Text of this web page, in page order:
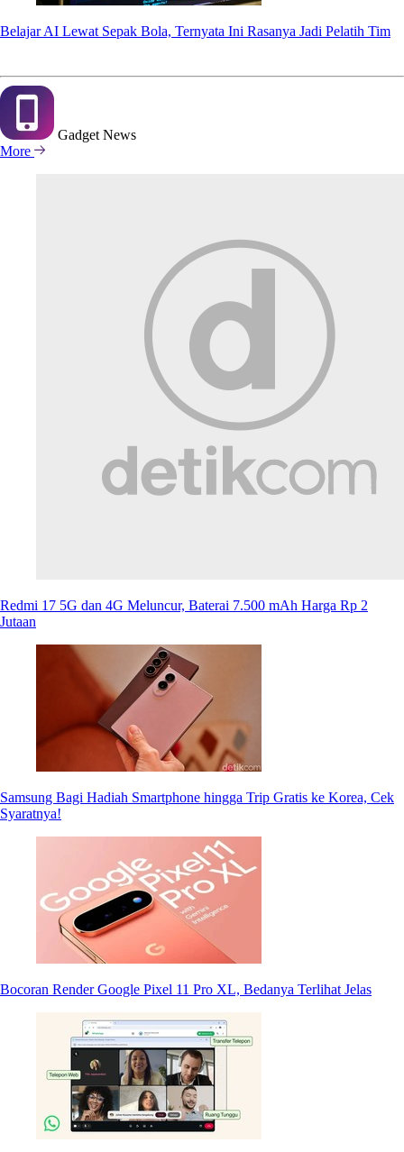
Belajar AI Lewat Sepak Bola, Ternyata Ini Rasanya Jadi Pelatih Tim
Gadget News
More
Redmi 17 5G dan 4G Meluncur, Baterai 7.500 mAh Harga Rp 2
Jutaan
Samsung Bagi Hadiah Smartphone hingga Trip Gratis ke Korea, Cek
Syaratnya!
Bocoran Render Google Pixel 11 Pro XL, Bedanya Terlihat Jelas